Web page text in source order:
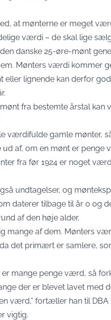
at mønterne er meget
værdi – de skal lige
danske 25-øre-mønt
Mønters værdi kommer
eller lignende kan derfor
fra bestemte årstal kan
værdifulde gamle mønter,
af, om en mønt er penge
fra før 1924 er noget
undtagelser, og
daterer tilbage til år 0 og
af den høje alder.
mange af dem. Mønters
det primært er samlere,
mange penge værd, så
der er blevet lavet med
værd,” fortæller han til DBA
vigtig.